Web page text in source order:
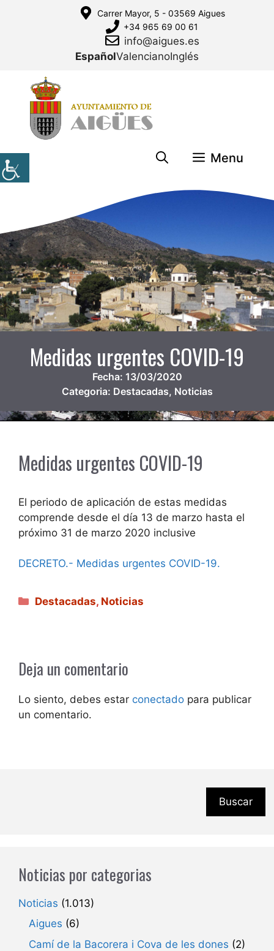
Carrer Mayor, 5 - 03569 Aigues
+34 965 69 00 61
info@aigues.es
EspañolValencianoInglés
Menu
Medidas urgentes COVID-19
Fecha: 13/03/2020
Categoria: Destacadas, Noticias
Medidas urgentes COVID-19
El periodo de aplicación de estas medidas
comprende desde el día 13 de marzo hasta el
próximo 31 de marzo 2020 inclusive
DECRETO.- Medidas urgentes COVID-19.
Categorías
Destacadas, Noticias
Deja un comentario
Lo siento, debes estar conectado para publicar
un comentario.
Buscar
Noticias por categorias
Noticias (1.013)
Aigues (6)
Camí de la Bacorera i Cova de les dones (2)